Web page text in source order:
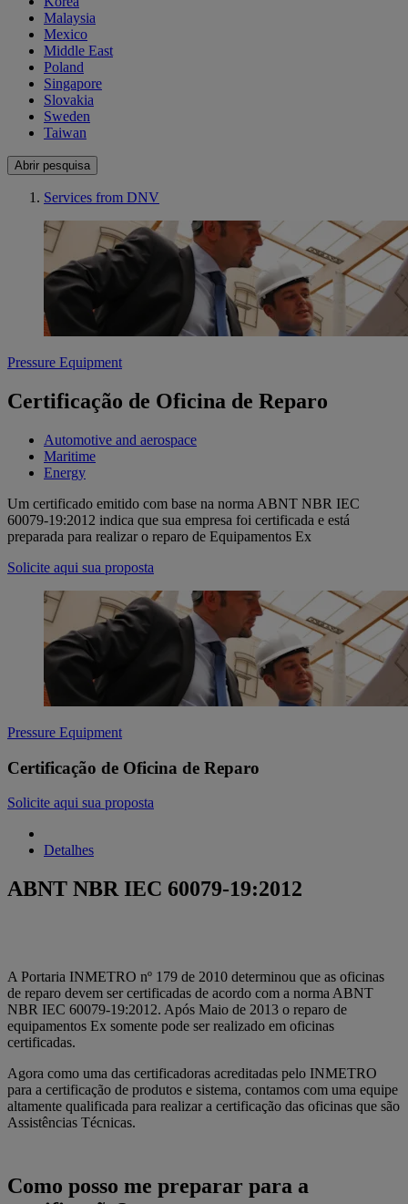
Malaysia
Mexico
Middle East
Poland
Singapore
Slovakia
Sweden
Taiwan
Abrir pesquisa
Services from DNV
Pressure Equipment
Certificação de Oficina de Reparo
Automotive and aerospace
Maritime
Energy
Um certificado emitido com base na norma ABNT NBR IEC
60079-19:2012 indica que sua empresa foi certificada e está
preparada para realizar o reparo de Equipamentos Ex
Solicite aqui sua proposta
Pressure Equipment
Certificação de Oficina de Reparo
Solicite aqui sua proposta
Detalhes
ABNT NBR IEC 60079-19:2012
A Portaria INMETRO nº 179 de 2010 determinou que as oficinas
de reparo devem ser certificadas de acordo com a norma ABNT
NBR IEC 60079-19:2012. Após Maio de 2013 o reparo de
equipamentos Ex somente pode ser realizado em oficinas
certificadas.
Agora como uma das certificadoras acreditadas pelo INMETRO
para a certificação de produtos e sistema, contamos com uma equipe
altamente qualificada para realizar a certificação das oficinas que são
Assistências Técnicas.
Como posso me preparar para a